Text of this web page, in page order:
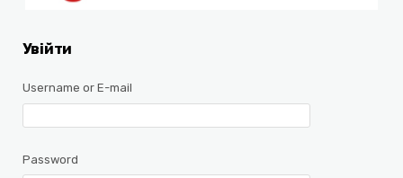
Увійти
Username or E-mail
Password